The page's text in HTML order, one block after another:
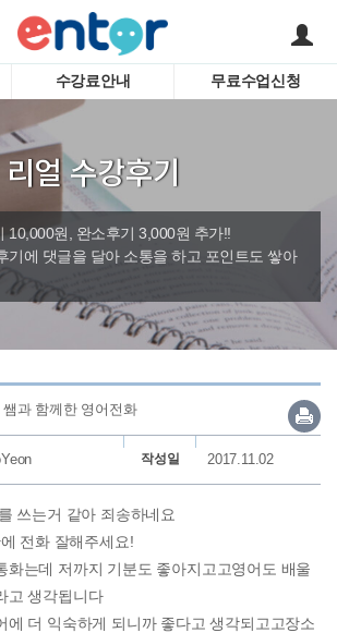
G1
서비스안내
강사소개
회사소개
어린이
영자신
수업
수강료안내 무료수업신청
얼 수강후기
10,000원, 완소후기 3,000원 추가!!
기에 댓글을 달아 소통을 하고 포인트도 쌓아
쌤과 함께한 영어전화
작성일 2017.11.02
쓰는거 같아 죄송하네요
전화 잘해주세요!
화는데 저까지 기분도 좋아지고고영어도 배울
고 생각됩니다
에 더 익숙하게 되니까 좋다고 생각되고고장소